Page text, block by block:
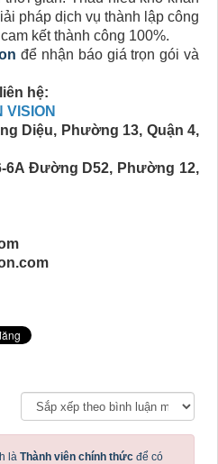
pháp dịch vụ thành lập công
kết thành công 100%.
để nhận báo giá trọn gói và
hệ:
VISION
Diệu, Phường 13, Quận 4,
6A Đường D52, Phường 12,
là Thành viên chính thức để có